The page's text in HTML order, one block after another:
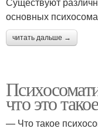
основных
читать дальше →
что это такое
— Что такое